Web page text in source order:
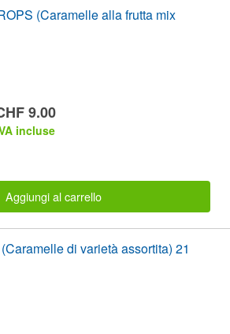
(Caramelle alla frutta mix
9.00
incluse
Aggiungi al carrello
di varietà assortita) 21